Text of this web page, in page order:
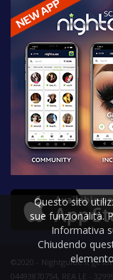
©2020 - Nightguide.it
04493870754, REA LE -
Questo sito
sue funzionalità.
Informativa
Chiudendo